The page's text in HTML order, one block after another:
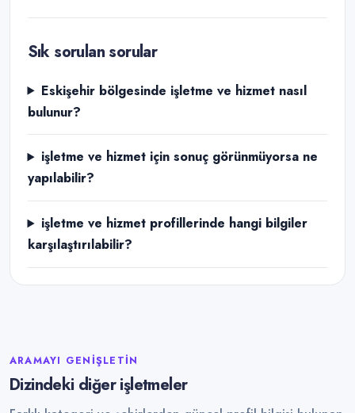
Sık sorulan sorular
Eskişehir bölgesinde işletme ve hizmet nasıl
bulunur?
işletme ve hizmet için sonuç görünmüyorsa ne
yapılabilir?
işletme ve hizmet profillerinde hangi bilgiler
karşılaştırılabilir?
ARAMAYI GENIŞLETIN
Dizindeki diğer işletmeler